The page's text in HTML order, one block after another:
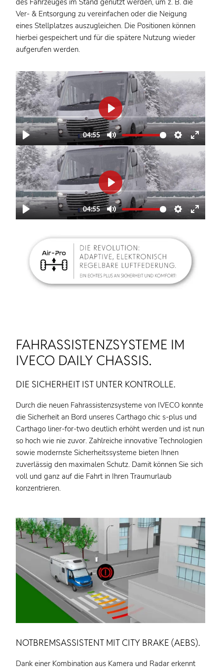
Ver- & Entsorgung zu vereinfachen oder die Neigung
eines Stellplatzes auszugleichen. Die Positionen können
hierbei gespeichert und für die spätere Nutzung wieder
aufgerufen werden.
FAHRASSISTENZSYSTEME IM
IVECO DAILY CHASSIS.
DIE SICHERHEIT IST UNTER KONTROLLE.
Durch die neuen Fahrassistenzsysteme von IVECO konnte
die Sicherheit an Bord unseres Carthago chic s-plus und
Carthago liner-for-two deutlich erhöht werden und ist nun
so hoch wie nie zuvor. Zahlreiche innovative Technologien
sowie modernste Sicherheitssysteme bieten Ihnen
zuverlässig den maximalen Schutz. Damit können Sie sich
voll und ganz auf die Fahrt in Ihren Traumurlaub
konzentrieren.
NOTBREMSASSISTENT MIT CITY BRAKE (AEBS).
Dank einer Kombination aus Kamera und Radar erkennt